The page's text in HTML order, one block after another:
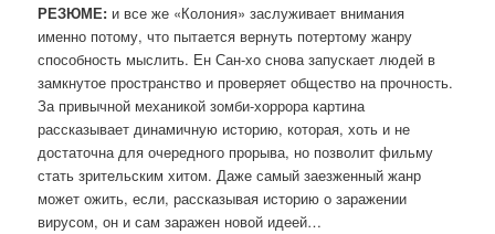
РЕЗЮМЕ: и все же «Колония» заслуживает внимания
именно потому, что пытается вернуть потертому жанру
способность мыслить. Ен Сан-хо снова запускает людей в
замкнутое пространство и проверяет общество на прочность.
За привычной механикой зомби-хоррора картина
рассказывает динамичную историю, которая, хоть и не
достаточна для очередного прорыва, но позволит фильму
стать зрительским хитом. Даже самый заезженный жанр
может ожить, если, рассказывая историю о заражении
вирусом, он и сам заражен новой идеей…